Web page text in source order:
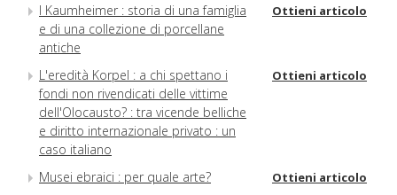
I Kaumheimer : storia di una famiglia
e di una collezione di porcellane
antiche
Ottieni articolo
L'eredità Korpel : a chi spettano i
fondi non rivendicati delle vittime
dell'Olocausto? : tra vicende belliche
e diritto internazionale privato : un
caso italiano
Ottieni articolo
Musei ebraici : per quale arte? Ottieni articolo